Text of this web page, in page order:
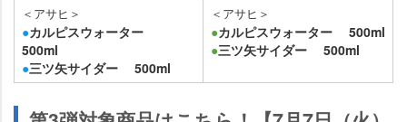
＜アサヒ＞
●カルピスウォーター
500ml
●三ツ矢サイダー 500ml
＜アサヒ＞
●カルピスウォーター 500ml
●三ツ矢サイダー 500ml